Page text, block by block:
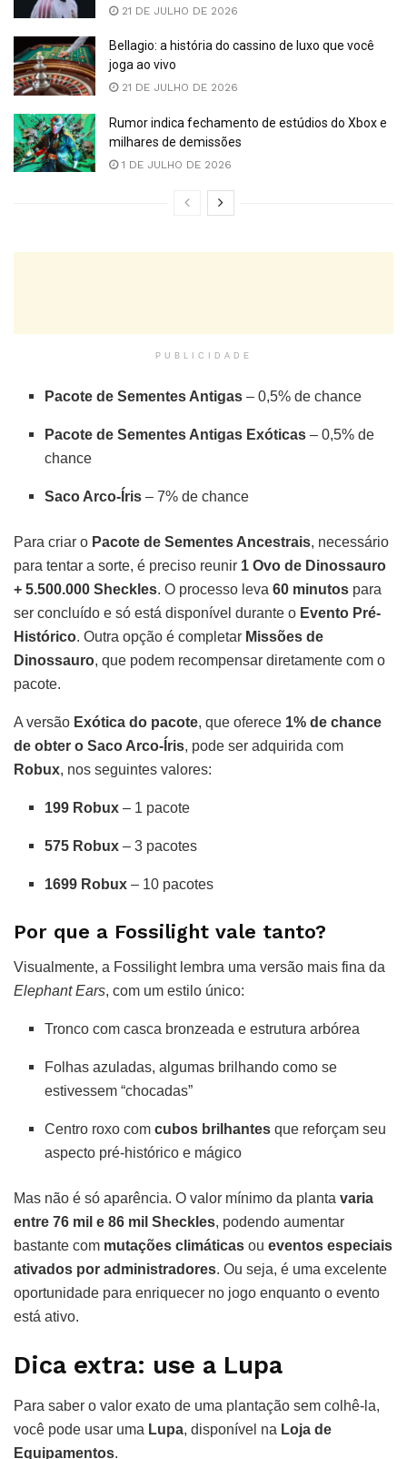
21 DE JULHO DE 2026
Bellagio: a história do cassino de luxo que você
joga ao vivo
21 DE JULHO DE 2026
Rumor indica fechamento de estúdios do Xbox e
milhares de demissões
1 DE JULHO DE 2026
PUBLICIDADE
Pacote de Sementes Antigas – 0,5% de chance
Pacote de Sementes Antigas Exóticas – 0,5% de
chance
Saco Arco-Íris – 7% de chance
Para criar o Pacote de Sementes Ancestrais, necessário
para tentar a sorte, é preciso reunir 1 Ovo de Dinossauro
+ 5.500.000 Sheckles. O processo leva 60 minutos para
ser concluído e só está disponível durante o Evento Pré-
Histórico. Outra opção é completar Missões de
Dinossauro, que podem recompensar diretamente com o
pacote.
A versão Exótica do pacote, que oferece 1% de chance
de obter o Saco Arco-Íris, pode ser adquirida com
Robux, nos seguintes valores:
199 Robux – 1 pacote
575 Robux – 3 pacotes
1699 Robux – 10 pacotes
Por que a Fossilight vale tanto?
Visualmente, a Fossilight lembra uma versão mais fina da
Elephant Ears, com um estilo único:
Tronco com casca bronzeada e estrutura arbórea
Folhas azuladas, algumas brilhando como se
estivessem “chocadas”
Centro roxo comcubos brilhantes que reforçam seu
aspecto pré-histórico e mágico
Mas não é só aparência. O valor mínimo da planta varia
entre 76 mil e 86 mil Sheckles, podendo aumentar
bastante com mutações climáticas ou eventos especiais
ativados por administradores. Ou seja, é uma excelente
oportunidade para enriquecer no jogo enquanto o evento
está ativo.
Dica extra: use a Lupa
Para saber o valor exato de uma plantação sem colhê-la,
você pode usar uma Lupa, disponível na Loja de
Equipamentos.